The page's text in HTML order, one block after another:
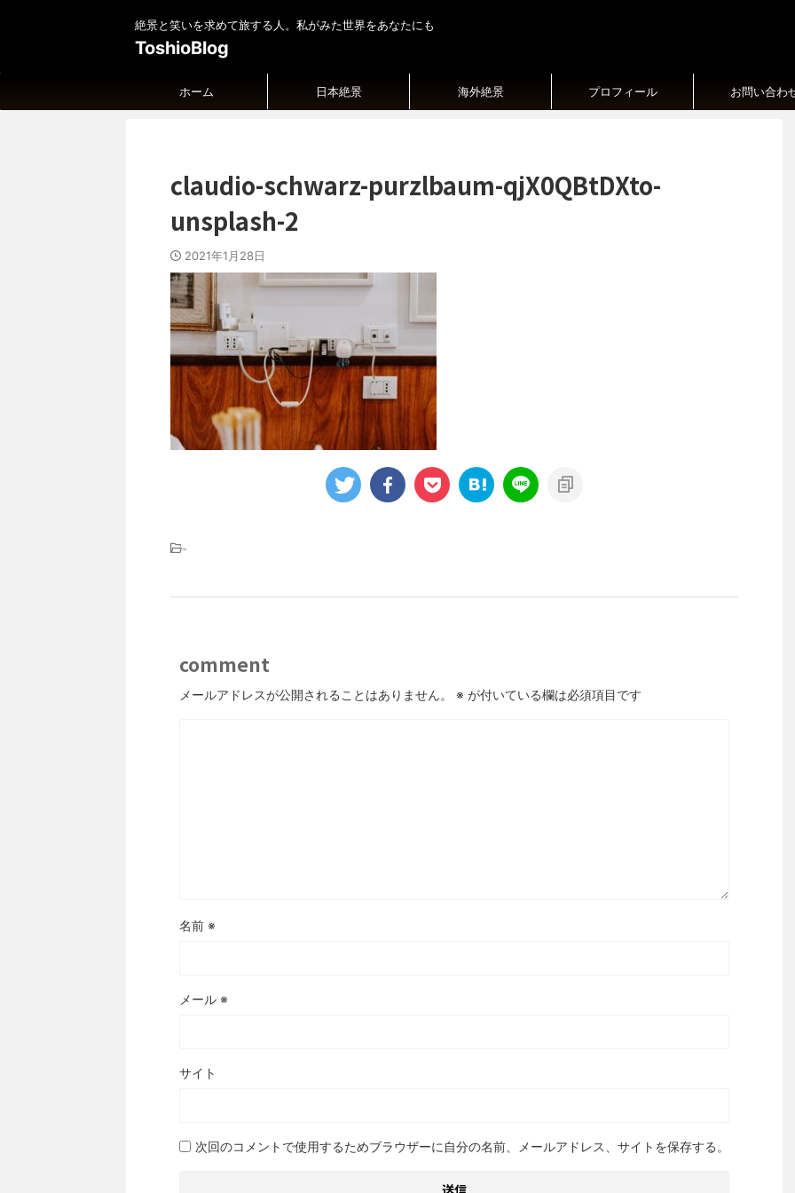
絶景と笑いを求めて旅する人。私がみた世界をあなたにも
ToshioBlog
ホーム 日本絶景 海外絶景 プロフィール お問い合わ
claudio-schwarz-purzlbaum-qjX0QBtDXto-
unsplash-2
2021年1月28日
-
comment
メールアドレスが公開されることはありません。 ※ が付いている欄は必須項目です
名前 ※
メール ※
サイト
次回のコメントで使用するためブラウザーに自分の名前、メールアドレス、サイトを保存する。